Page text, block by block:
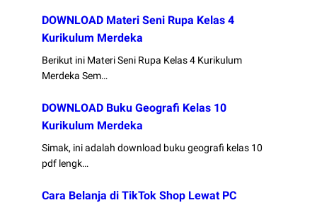
DOWNLOAD Materi Seni Rupa Kelas 4
Kurikulum Merdeka
Berikut ini Materi Seni Rupa Kelas 4 Kurikulum
Merdeka Sem…
DOWNLOAD Buku Geografi Kelas 10
Kurikulum Merdeka
Simak, ini adalah download buku geografi kelas 10
pdf lengk…
Cara Belanja di TikTok Shop Lewat PC